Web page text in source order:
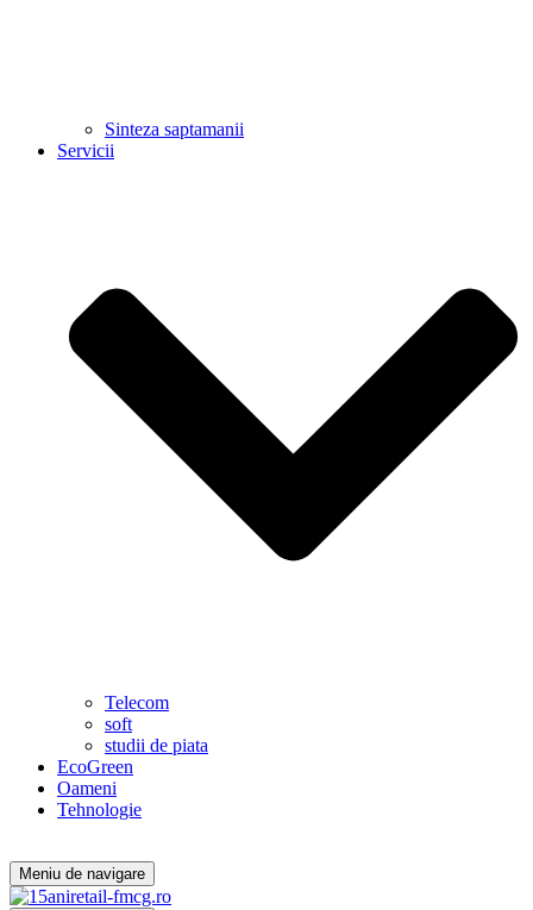
Sinteza saptamanii
Servicii
Telecom
soft
studii de piata
EcoGreen
Oameni
Tehnologie
Meniu de navigare